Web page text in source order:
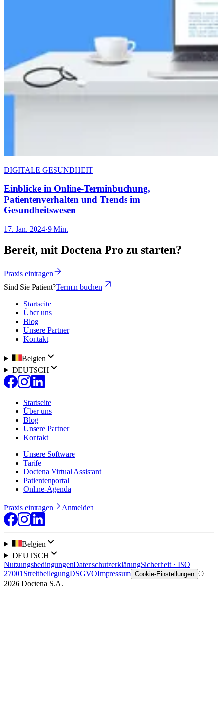
DIGITALE GESUNDHEIT
Einblicke in Online-Terminbuchung,
Patientenverhalten und Trends im
Gesundheitswesen
17. Jan. 2024·9 Min.
Bereit, mit Doctena Pro zu starten?
Praxis eintragen
Sind Sie Patient?Termin buchen
Startseite
Über uns
Blog
Unsere Partner
Kontakt
Belgien
DEUTSCH
Startseite
Über uns
Blog
Unsere Partner
Kontakt
Unsere Software
Tarife
Doctena Virtual Assistant
Patientenportal
Online-Agenda
Praxis eintragen Anmelden
Belgien
DEUTSCH
NutzungsbedingungenDatenschutzerklärungSicherheit · ISO
27001 StreitbeilegungDSGVOImpressum Cookie-Einstellungen ©
2026 Doctena S.A.